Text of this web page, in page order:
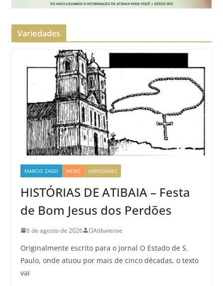
Variedades
MARCIO ZAGO NEWS VARIEDADES
HISTÓRIAS DE ATIBAIA – Festa
de Bom Jesus dos Perdões
6 de agosto de 2026 OAtibaiense
Originalmente escrito para o jornal O Estado de S.
Paulo, onde atuou por mais de cinco décadas, o texto
vai